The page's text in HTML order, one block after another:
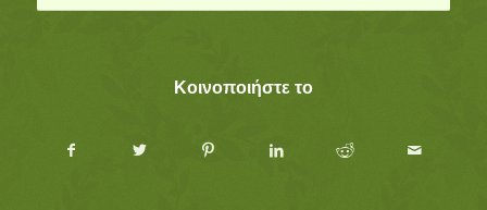
Κοινοποιήστε το